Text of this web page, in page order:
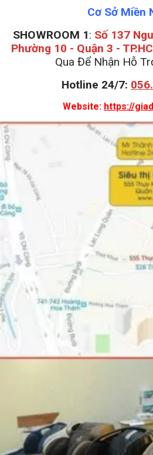
Cơ Sở Miền
SHOWROOM 1: Số 137
Phường 10 - Quận 3 -
Qua Để Nhận Hỗ
Hotline 24/7:
Website: https://